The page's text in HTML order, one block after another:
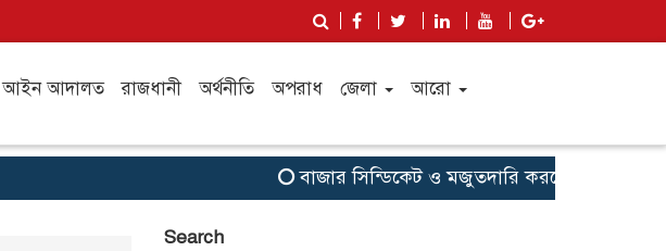
আইন আদালত রাজধানী অর্থনীতি অপরাধ জেলা আরো
বাজার সিন্ডিকেট ও মজুতদারি করলেই কঠোর ব্যবস্থা:
Search